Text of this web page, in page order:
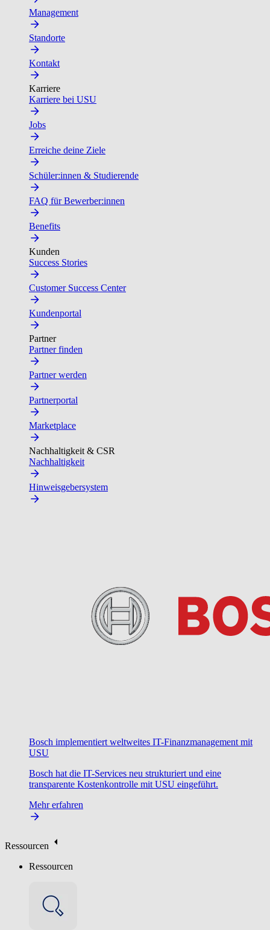
Management
Standorte
Kontakt
Karriere
Karriere bei USU
Jobs
Erreiche deine Ziele
Schüler:innen & Studierende
FAQ für Bewerber:innen
Benefits
Kunden
Success Stories
Customer Success Center
Kundenportal
Partner
Partner finden
Partner werden
Partnerportal
Marketplace
Nachhaltigkeit & CSR
Nachhaltigkeit
Hinweisgebersystem
Bosch implementiert weltweites IT-Finanzmanagement mit
USU
Bosch hat die IT-Services neu strukturiert und eine
transparente Kostenkontrolle mit USU eingeführt.
Mehr erfahren
Ressourcen
Ressourcen